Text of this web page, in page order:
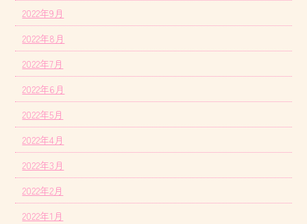
2022年9月
2022年8月
2022年7月
2022年6月
2022年5月
2022年4月
2022年3月
2022年2月
2022年1月